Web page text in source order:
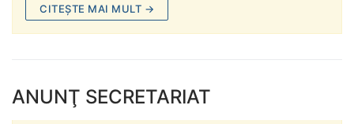
CITEȘTE MAI MULT →
ANUNŢ SECRETARIAT